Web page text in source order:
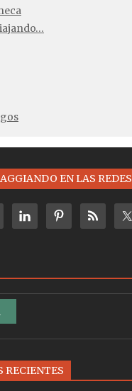
EN LAS REDES
RECIENTES